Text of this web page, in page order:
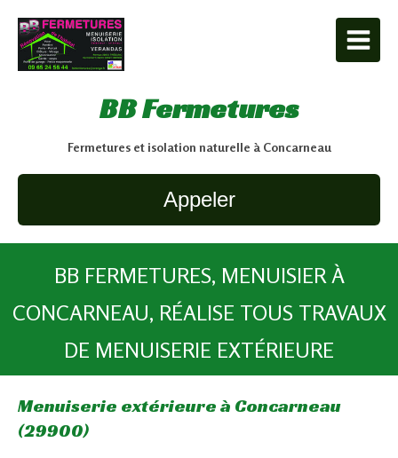
BB Fermetures
Fermetures et isolation naturelle à Concarneau
Appeler
BB FERMETURES, MENUISIER À
CONCARNEAU, RÉALISE TOUS TRAVAUX
DE MENUISERIE EXTÉRIEURE
Menuiserie extérieure à Concarneau
(29900)